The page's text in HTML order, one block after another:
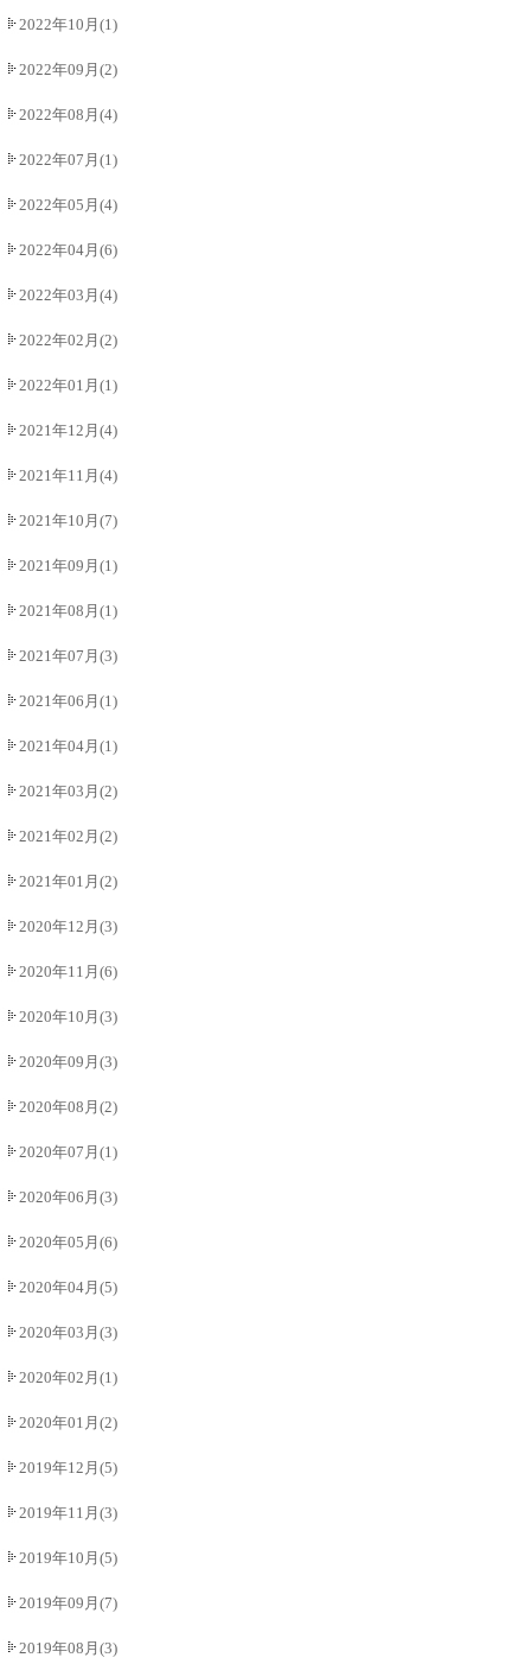
2022年10月(1)
2022年09月(2)
2022年08月(4)
2022年07月(1)
2022年05月(4)
2022年04月(6)
2022年03月(4)
2022年02月(2)
2022年01月(1)
2021年12月(4)
2021年11月(4)
2021年10月(7)
2021年09月(1)
2021年08月(1)
2021年07月(3)
2021年06月(1)
2021年04月(1)
2021年03月(2)
2021年02月(2)
2021年01月(2)
2020年12月(3)
2020年11月(6)
2020年10月(3)
2020年09月(3)
2020年08月(2)
2020年07月(1)
2020年06月(3)
2020年05月(6)
2020年04月(5)
2020年03月(3)
2020年02月(1)
2020年01月(2)
2019年12月(5)
2019年11月(3)
2019年10月(5)
2019年09月(7)
2019年08月(3)